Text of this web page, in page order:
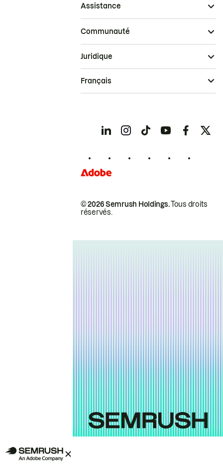
Assistance
Communauté
© 2026 Semrush Holdings.Tous droits
réservés.
Juridique
Français